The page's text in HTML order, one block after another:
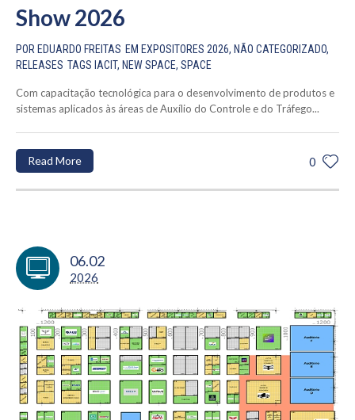
Show 2026
POR EDUARDO FREITAS EM EXPOSITORES 2026, NÃO CATEGORIZADO,
RELEASES TAGS IACIT, NEW SPACE, SPACE
Com capacitação tecnológica para o desenvolvimento de produtos e
sistemas aplicados às áreas de Auxílio do Controle e do Tráfego...
0
Read More
06.02
2026